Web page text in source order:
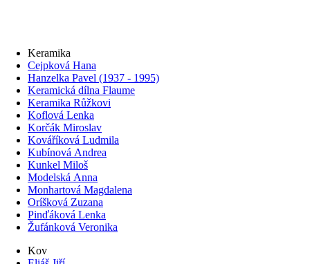
Keramika
Cejpková Hana
Hanzelka Pavel (1937 - 1995)
Keramická dílna Flaume
Keramika Růžkovi
Koflová Lenka
Korčák Miroslav
Kováříková Ludmila
Kubínová Andrea
Kunkel Miloš
Modelská Anna
Monhartová Magdalena
Oríšková Zuzana
Pinďáková Lenka
Žufánková Veronika
Kov